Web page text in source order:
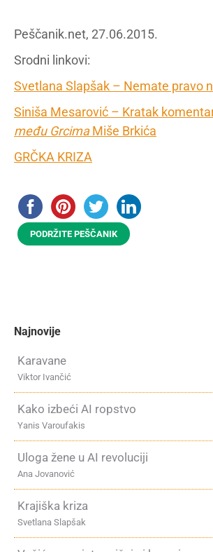
Peščanik.net, 27.06.2015.
Srodni linkovi:
Svetlana Slapšak – Nemate pravo
Siniša Mesarović – Kratak
među GrcimaMiše Brkića
GRČKA KRIZA
PODRŽITE PEŠČANIK
Najnovije
Karavane
Viktor Ivančić
Kako izbeći AI ropstvo
Yanis Varoufakis
Uloga žene u AI revoluciji
Ana Jovanović
Krajiška kriza
Svetlana Slapšak